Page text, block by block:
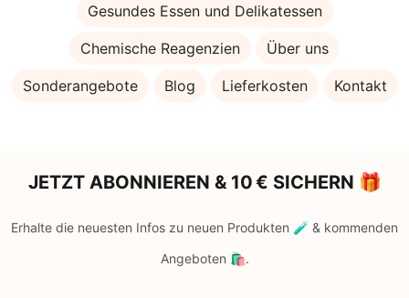
Gesundes Essen und Delikatessen
Chemische Reagenzien Über uns
Sonderangebote Blog Lieferkosten Kontakt
JETZT ABONNIEREN & 10 € SICHERN 🎁
Erhalte die neuesten Infos zu neuen Produkten 🧪 & kommenden
Angeboten 🛍️.